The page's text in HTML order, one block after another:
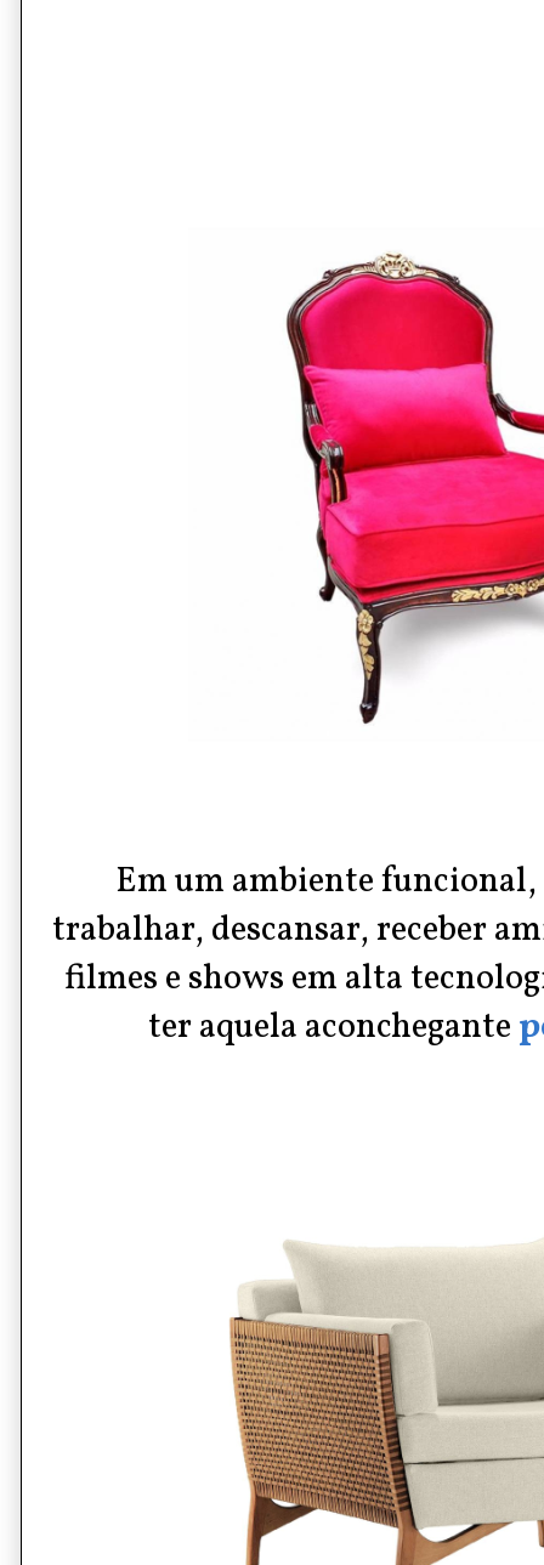
Em um ambiente funcional,
trabalhar, descansar, receber
filmes e shows em alta
ter aquelaaconchegante